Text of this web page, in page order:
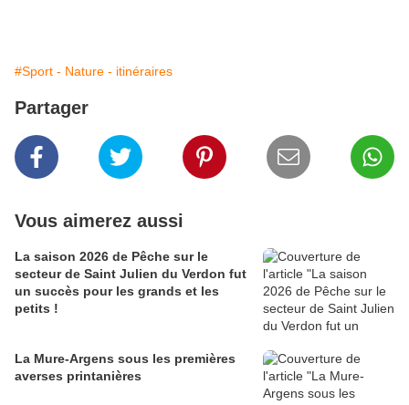
#Sport - Nature - itinéraires
Partager
Vous aimerez aussi
La saison 2026 de Pêche sur le
secteur de Saint Julien du Verdon fut
un succès pour les grands et les
petits !
La Mure-Argens sous les premières
averses printanières